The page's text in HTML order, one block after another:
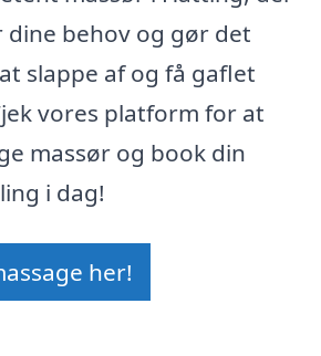
behov og gør det
slappe af og få gaflet
vores platform for at
massør og book din
i dag!
her!